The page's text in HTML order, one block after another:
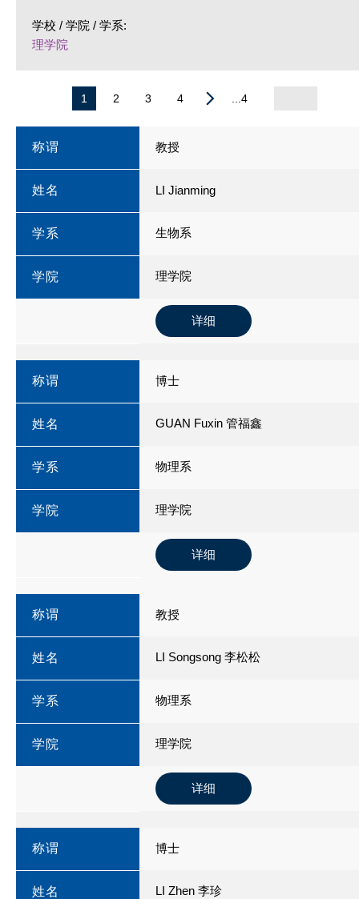
学校 / 学院 / 学系:
理学院
1 2 3 4 ...4
称谓 教授
姓名 LI Jianming
学系 生物系
学院 理学院
详细
称谓 博士
姓名 GUAN Fuxin 管福鑫
学系 物理系
学院 理学院
详细
称谓 教授
姓名 LI Songsong 李松松
学系 物理系
学院 理学院
详细
称谓 博士
姓名 LI Zhen 李珍